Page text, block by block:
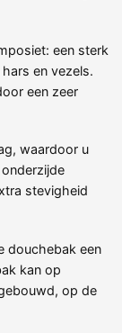
een sterk
en vezels.
een zeer
waardoor u
stevigheid
douchebak een
kan op
op de